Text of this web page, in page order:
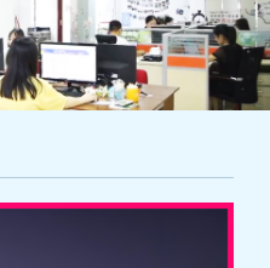
态
息
们